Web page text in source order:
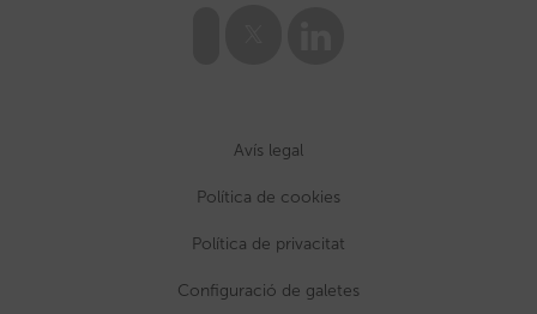
Avís legal
Política de cookies
Política de privacitat
Configuració de galetes